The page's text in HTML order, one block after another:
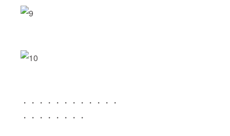
・・・・・・・・・・・・
・・・・・・・・